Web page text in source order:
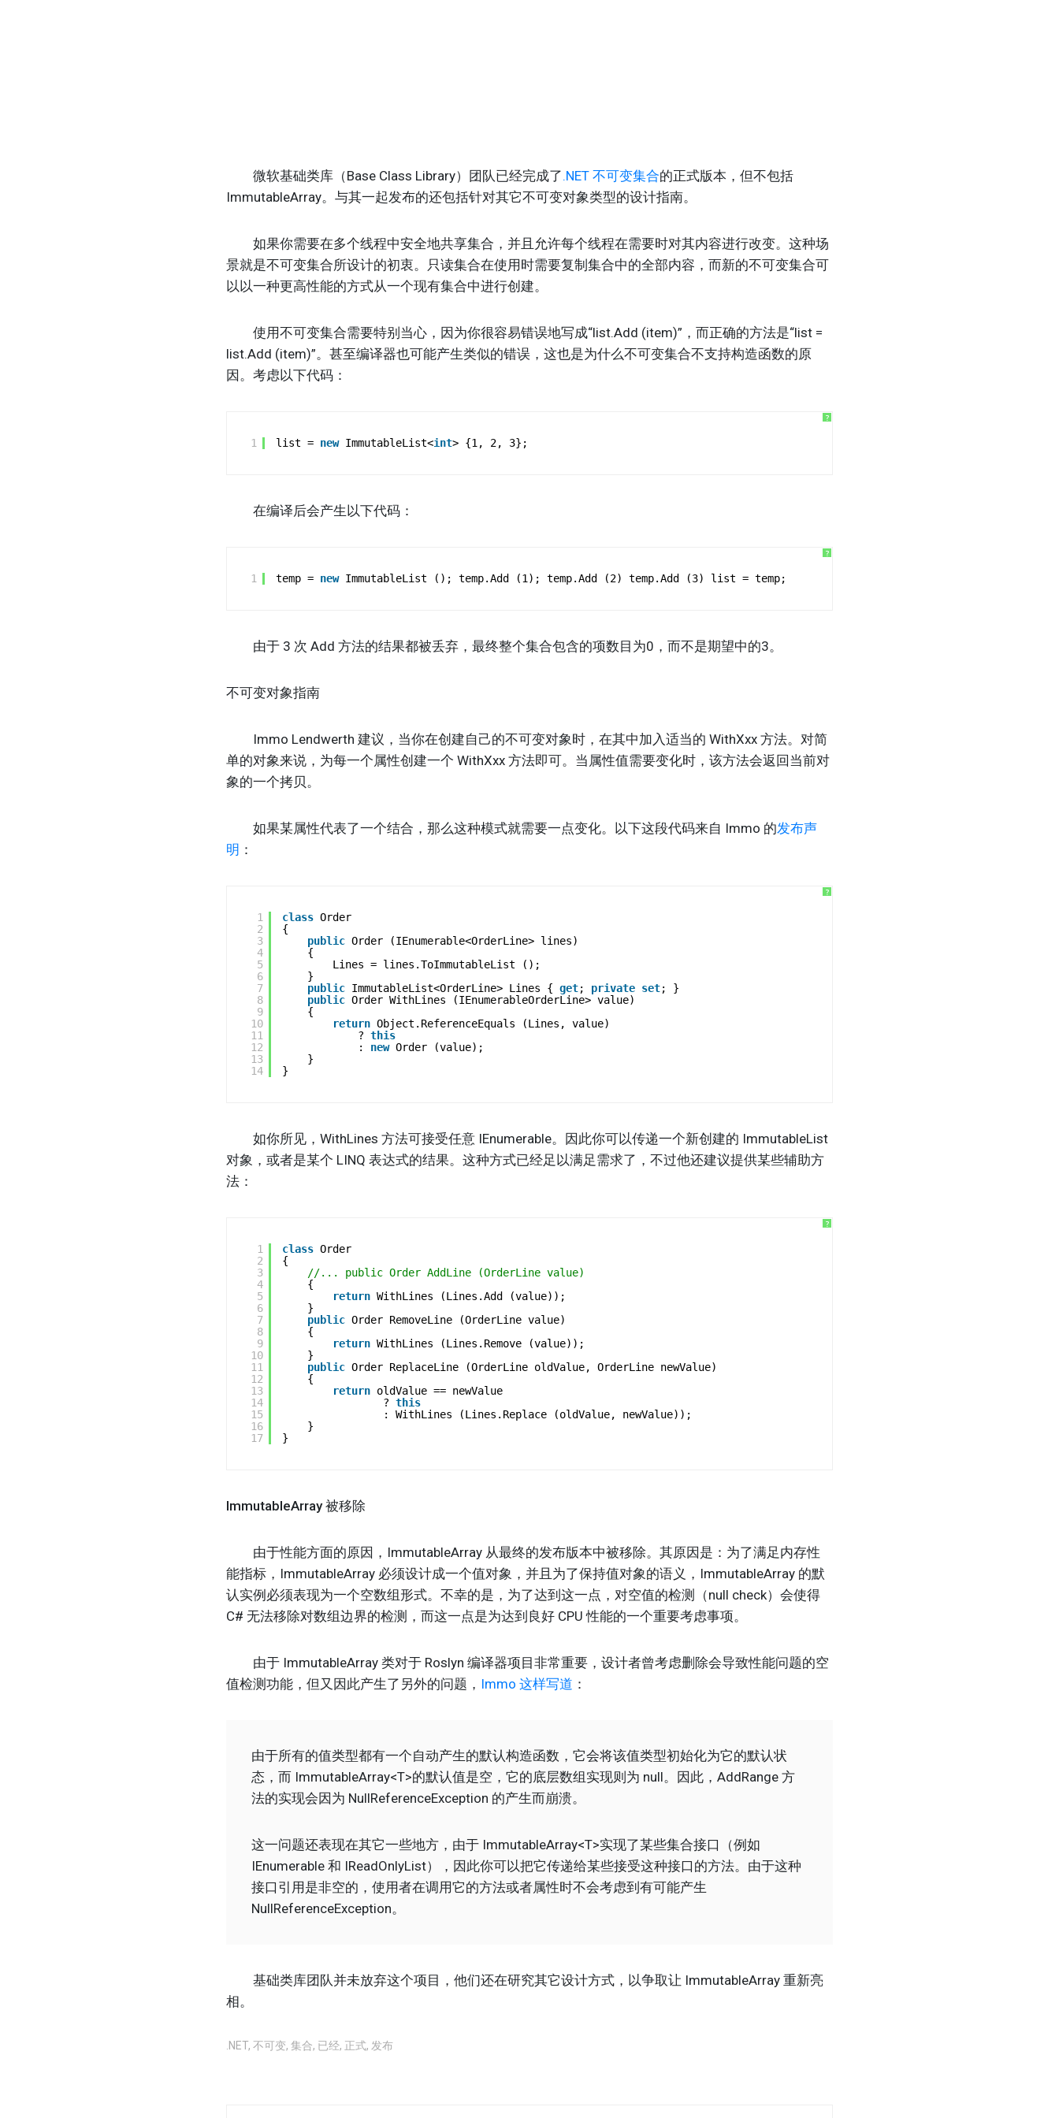
微软基础类库（Base Class Library）团队已经完成了.NET 不可变集合的正式版本，但不包括
ImmutableArray。与其一起发布的还包括针对其它不可变对象类型的设计指南。
如果你需要在多个线程中安全地共享集合，并且允许每个线程在需要时对其内容进行改变。这种场
景就是不可变集合所设计的初衷。只读集合在使用时需要复制集合中的全部内容，而新的不可变集合可
以以一种更高性能的方式从一个现有集合中进行创建。
使用不可变集合需要特别当心，因为你很容易错误地写成“list.Add (item)”，而正确的方法是“list =
list.Add (item)”。甚至编译器也可能产生类似的错误，这也是为什么不可变集合不支持构造函数的原
因。考虑以下代码：
?
1 list = new ImmutableList<int> {1, 2, 3};
在编译后会产生以下代码：
?
1 temp = new ImmutableList (); temp.Add (1); temp.Add (2) temp.Add (3) list = temp;
由于 3 次 Add 方法的结果都被丢弃，最终整个集合包含的项数目为0，而不是期望中的3。
不可变对象指南
Immo Lendwerth 建议，当你在创建自己的不可变对象时，在其中加入适当的 WithXxx 方法。对简
单的对象来说，为每一个属性创建一个 WithXxx 方法即可。当属性值需要变化时，该方法会返回当前对
象的一个拷贝。
如果某属性代表了一个结合，那么这种模式就需要一点变化。以下这段代码来自 Immo 的发布声
明 ：
?
1
2
3
4
5
6
7
8
9
10
11
12
13
14
class Order
{
public Order (IEnumerable<OrderLine> lines)
{
Lines = lines.ToImmutableList ();
}
public ImmutableList<OrderLine> Lines { get; private set; }
public Order WithLines (IEnumerableOrderLine> value)
{
return Object.ReferenceEquals (Lines, value)
? this
: new Order (value);
}
}
如你所见，WithLines 方法可接受任意 IEnumerable。因此你可以传递一个新创建的 ImmutableList
对象，或者是某个 LINQ 表达式的结果。这种方式已经足以满足需求了，不过他还建议提供某些辅助方
法：
?
1
2
3
4
5
6
7
8
9
10
11
12
13
14
15
16
17
class Order
{
//... public Order AddLine (OrderLine value)
{
return WithLines (Lines.Add (value));
}
public Order RemoveLine (OrderLine value)
{
return WithLines (Lines.Remove (value));
}
public Order ReplaceLine (OrderLine oldValue, OrderLine newValue)
{
return oldValue == newValue
? this
: WithLines (Lines.Replace (oldValue, newValue));
}
}
ImmutableArray 被移除
由于性能方面的原因，ImmutableArray 从最终的发布版本中被移除。其原因是：为了满足内存性
能指标，ImmutableArray 必须设计成一个值对象，并且为了保持值对象的语义，ImmutableArray 的默
认实例必须表现为一个空数组形式。不幸的是，为了达到这一点，对空值的检测（null check）会使得
C# 无法移除对数组边界的检测，而这一点是为达到良好 CPU 性能的一个重要考虑事项。
由于 ImmutableArray 类对于 Roslyn 编译器项目非常重要，设计者曾考虑删除会导致性能问题的空
值检测功能，但又因此产生了另外的问题， Immo 这样写道 ：
由于所有的值类型都有一个自动产生的默认构造函数，它会将该值类型初始化为它的默认状
态，而 ImmutableArray<T>的默认值是空，它的底层数组实现则为 null。因此，AddRange 方
法的实现会因为 NullReferenceException 的产生而崩溃。
这一问题还表现在其它一些地方，由于 ImmutableArray<T>实现了某些集合接口（例如
IEnumerable 和 IReadOnlyList），因此你可以把它传递给某些接受这种接口的方法。由于这种
接口引用是非空的，使用者在调用它的方法或者属性时不会考虑到有可能产生
NullReferenceException。
基础类库团队并未放弃这个项目，他们还在研究其它设计方式，以争取让 ImmutableArray 重新亮
相。
.NET, 不可变, 集合, 已经, 正式, 发布